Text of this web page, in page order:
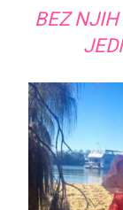
BEZ NJIH